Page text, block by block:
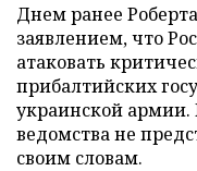
Днем ранее
заявлением, что
атаковать
прибалтийских
украинской армии.
ведомства не
своим словам.